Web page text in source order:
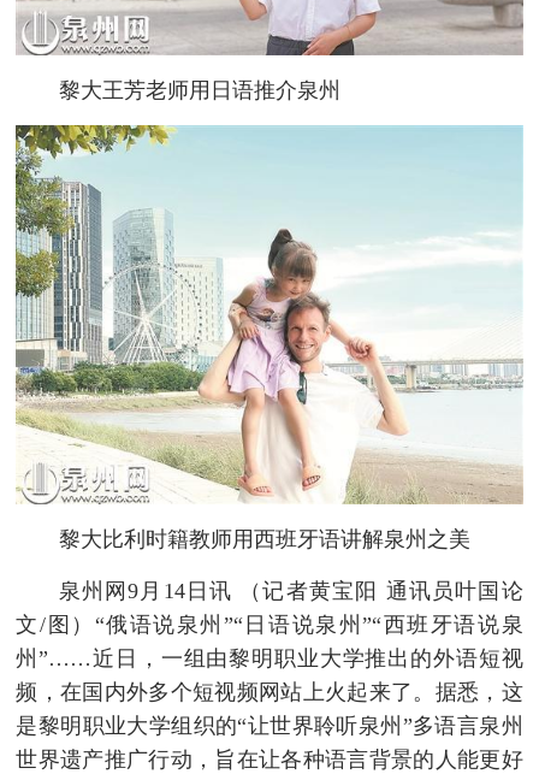
黎大王芳老师用日语推介泉州
黎大比利时籍教师用西班牙语讲解泉州之美
泉州网9月14日讯 （记者黄宝阳 通讯员叶国论
文/图）“俄语说泉州”“日语说泉州”“西班牙语说泉
州”……近日，一组由黎明职业大学推出的外语短视
频，在国内外多个短视频网站上火起来了。据悉，这
是黎明职业大学组织的“让世界聆听泉州”多语言泉州
世界遗产推广行动，旨在让各种语言背景的人能更好